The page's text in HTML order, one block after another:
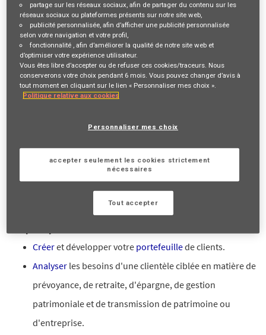
VOTRE RÔLE ET VOS MISSIONS
Vous êtes reconnu(e) pour votre fibrecommercialeet votre
esprit de conquête? Vous souhaitez développer votre
activité? Venez le faire avec nous !
Devenir Agent général AXA Prévoyance & Patrimoine, c'est
patrimoine.
Parce que devenir
indépendantchez AXA ne signifie pas
exercer un métier seul, vous pourrez combinerliberté d'action
et cela, sans apport de capitaux initial !
Créeret développer votre portefeuillede clients.
Analyser les besoins d'une clientèle ciblée en matière de
prévoyance, de retraite, d'épargne, de gestion
patrimoniale et de transmission de patrimoine ou
d'entreprise.
partage sur les réseaux sociaux, afin de partager du contenu sur les
réseaux sociaux ou plateformes présents sur notre site web,
publicité personnalisée, afin d’afficher une publicité personnalisée
selon votre navigation et votre profil,
fonctionnalité , afin d’améliorer la qualité de notre site web et
d’optimiser votre expérience utilisateur.
Vous êtes libre d’accepter ou de refuser ces cookies/traceurs. Nous
conserverons votre choix pendant 6 mois. Vous pouvez changer d’avis à
tout moment en cliquant sur le lien « Personnaliser mes choix ».
Politique relative aux cookies
Personnaliser mes choix
accepter seulement les cookies strictement
nécessaires
Tout accepter